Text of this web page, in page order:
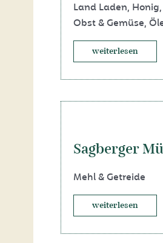
Land Laden, Honig,
Obst & Gemüse,
weiterlesen
Sagberger
Mehl & Getreide
weiterlesen